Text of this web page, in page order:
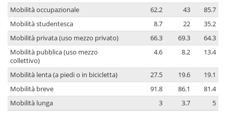
Mobilità occupazionale 62.2 43
85.7
Mobilità studentesca
8.7 22
35.2
Mobilità privata (uso mezzo privato)
66.3 69.3
64.3
Mobilità pubblica (uso mezzo
collettivo)
4.6 8.2 13.4
Mobilità lenta (a piedi o in bicicletta) 27.5 19.6
19.1
Mobilità breve
91.8 86.1
81.4
Mobilità lunga
3 3.7 5